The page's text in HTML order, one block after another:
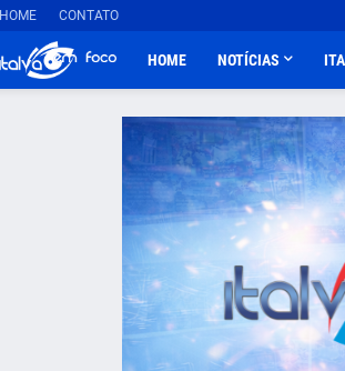
HOME CONTATO
HOME NOTÍCIAS